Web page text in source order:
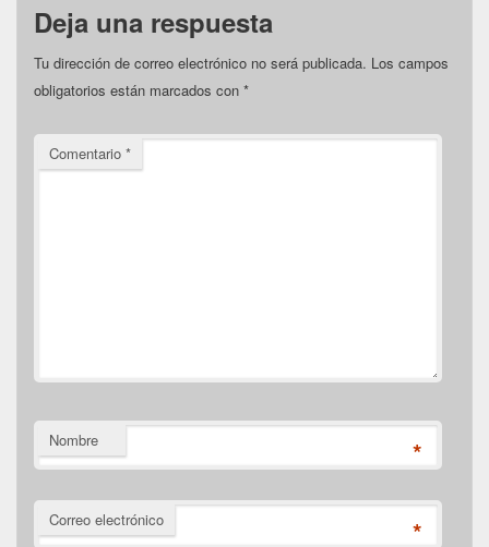
Deja una respuesta
Tu dirección de correo electrónico no será publicada. Los campos
obligatorios están marcados con *
Comentario *
Nombre *
Correo electrónico *